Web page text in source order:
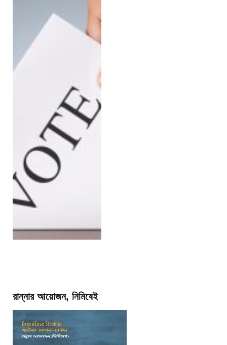
রান্নার আয়োজন, নিমিষেই